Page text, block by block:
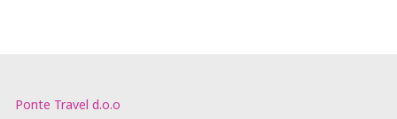
Ponte Travel d.o.o